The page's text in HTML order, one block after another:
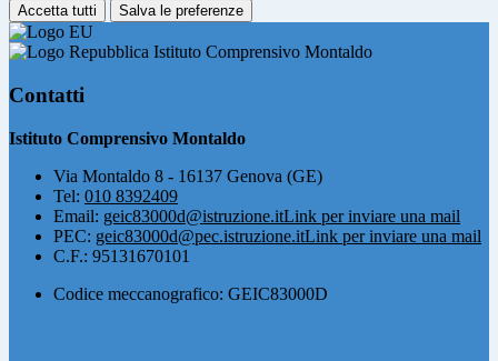
Accetta tutti Salva le preferenze
Istituto Comprensivo Montaldo
Contatti
Istituto Comprensivo Montaldo
Via Montaldo 8 - 16137 Genova (GE)
Tel: 010 8392409
Email: geic83000d@istruzione.itLink per inviare una mail
PEC: geic83000d@pec.istruzione.itLink per inviare una mail
C.F.: 95131670101
Codice meccanografico: GEIC83000D